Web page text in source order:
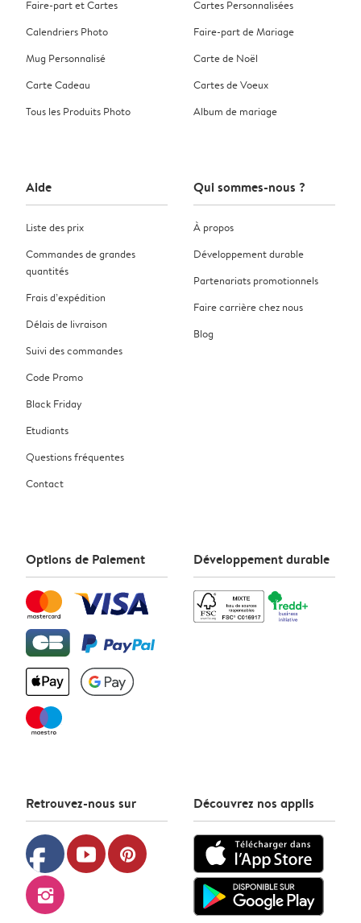
Faire-part et Cartes
Calendriers Photo
Mug Personnalisé
Carte Cadeau
Tous les Produits Photo
Cartes Personnalisées
Faire-part de Mariage
Carte de Noël
Cartes de Voeux
Album de mariage
Aide
Liste des prix
Commandes de grandes
quantités
Frais d’expédition
Délais de livraison
Suivi des commandes
Code Promo
Black Friday
Etudiants
Questions fréquentes
Contact
Qui sommes-nous ?
À propos
Développement durable
Partenariats promotionnels
Faire carrière chez nous
Blog
Options de Paiement Développement durable
Retrouvez-nous sur
facebook youtube pinterest
instagram
Découvrez nos applis